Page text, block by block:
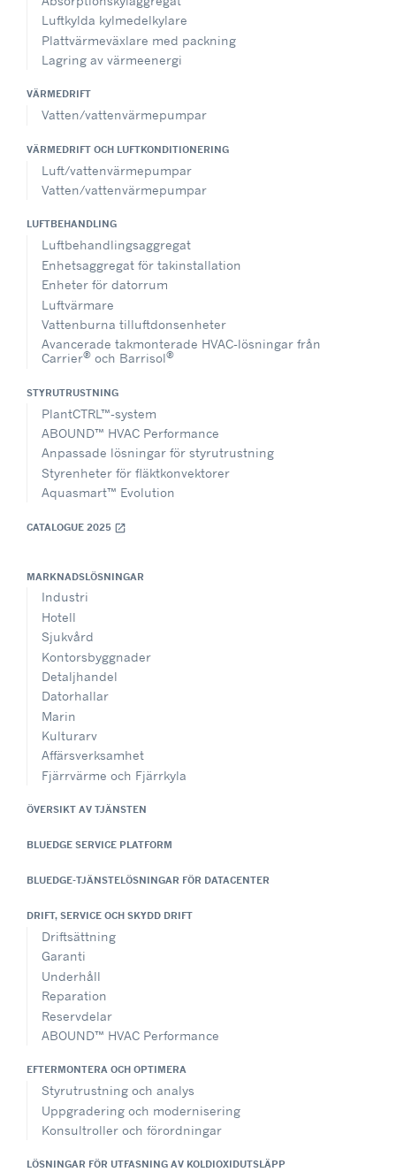
Luftkylda kylmedelkylare
Plattvärmeväxlare med packning
Lagring av värmeenergi
VÄRMEDRIFT
Vatten/vattenvärmepumpar
VÄRMEDRIFT OCH LUFTKONDITIONERING
Luft/vattenvärmepumpar
Vatten/vattenvärmepumpar
LUFTBEHANDLING
Luftbehandlingsaggregat
Enhetsaggregat för takinstallation
Enheter för datorrum
Luftvärmare
Vattenburna tilluftdonsenheter
Avancerade takmonterade HVAC-lösningar från
Carrier® och Barrisol®
STYRUTRUSTNING
PlantCTRL™-system
ABOUND™ HVAC Performance
Anpassade lösningar för styrutrustning
Styrenheter för fläktkonvektorer
Aquasmart™ Evolution
CATALOGUE 2025 open_in_new
MARKNADSLÖSNINGAR
Industri
Hotell
Sjukvård
Kontorsbyggnader
Detaljhandel
Datorhallar
Marin
Kulturarv
Affärsverksamhet
Fjärrvärme och Fjärrkyla
ÖVERSIKT AV TJÄNSTEN
BLUEDGE SERVICE PLATFORM
BLUEDGE-TJÄNSTELÖSNINGAR FÖR DATACENTER
DRIFT, SERVICE OCH SKYDD DRIFT
Driftsättning
Garanti
Underhåll
Reparation
Reservdelar
ABOUND™ HVAC Performance
EFTERMONTERA OCH OPTIMERA
Styrutrustning och analys
Uppgradering och modernisering
Konsultroller och förordningar
LÖSNINGAR FÖR UTFASNING AV KOLDIOXIDUTSLÄPP